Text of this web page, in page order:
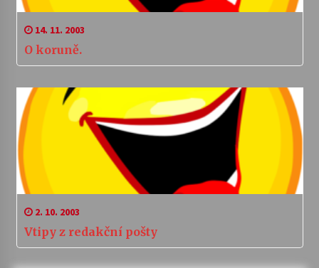
14. 11. 2003
O koruně.
2. 10. 2003
Vtipy z redakční pošty